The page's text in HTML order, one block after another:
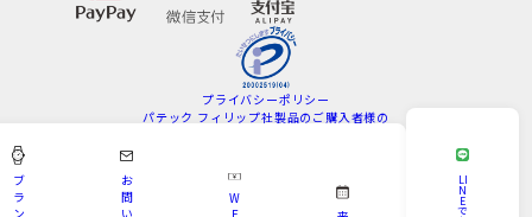
プライバシーポリシー
パテック フィリップ社製品のご購入者様の
サイトマップ
Copyright © KAMINE All Rights Reserved.
ブ
ラ
ン
お
問
い
W
LI
N
E
で